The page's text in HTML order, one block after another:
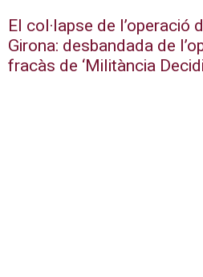
El col·lapse de l’operació
Girona: desbandada de
fracàs de ‘Militància